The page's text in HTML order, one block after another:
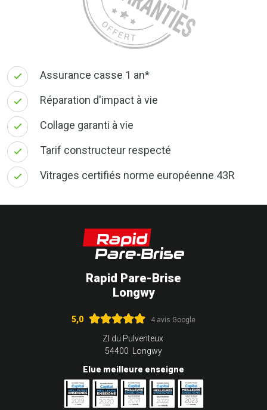
Assurance casse 1 an*
Réparation d'impact à vie
Collage garanti à vie
Tarif constructeur respecté
Vitrages certifiés norme européenne 43R
Rapid Pare-Brise
Longwy
5,0 4 avis Google
ZI du Pulventeux
54400 Longwy
Elue meilleure enseigne